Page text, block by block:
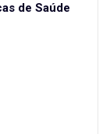
de Saúde